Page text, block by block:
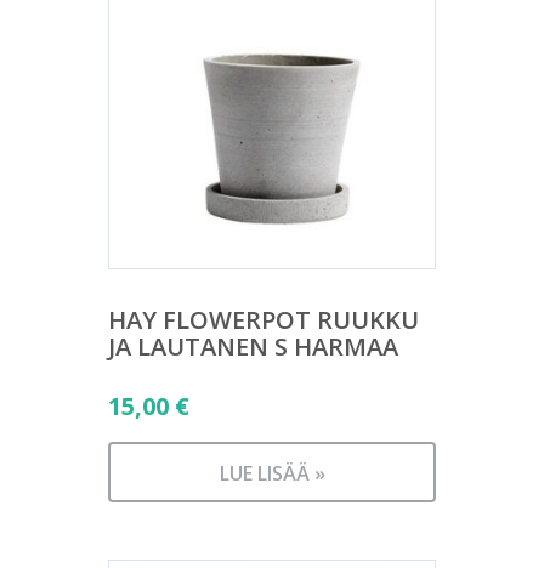
HAY FLOWERPOT RUUKKU
JA LAUTANEN S HARMAA
15,00 €
LUE LISÄÄ »